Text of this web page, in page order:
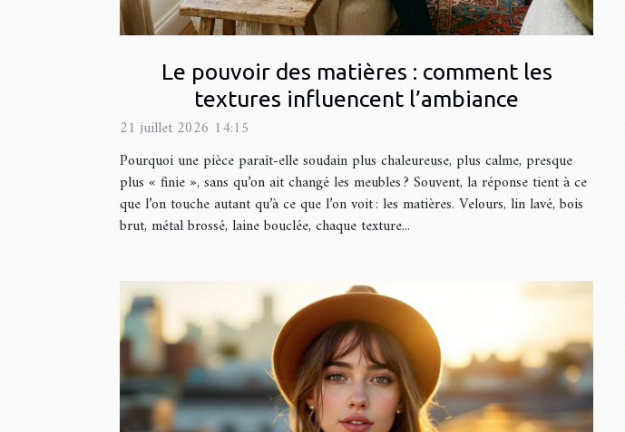
Le pouvoir des matières : comment les
textures influencent l’ambiance
21 juillet 2026 14:15
Pourquoi une pièce paraît-elle soudain plus chaleureuse, plus calme, presque
plus « finie », sans qu’on ait changé les meubles ? Souvent, la réponse tient à ce
que l’on touche autant qu’à ce que l’on voit : les matières. Velours, lin lavé, bois
brut, métal brossé, laine bouclée, chaque texture...